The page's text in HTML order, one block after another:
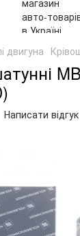
двигуна
Написати відгук